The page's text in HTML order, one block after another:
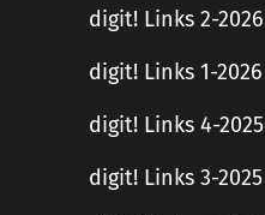
digit! Links 2-2026
digit! Links 1-2026
digit! Links 4-2025
digit! Links 3-2025